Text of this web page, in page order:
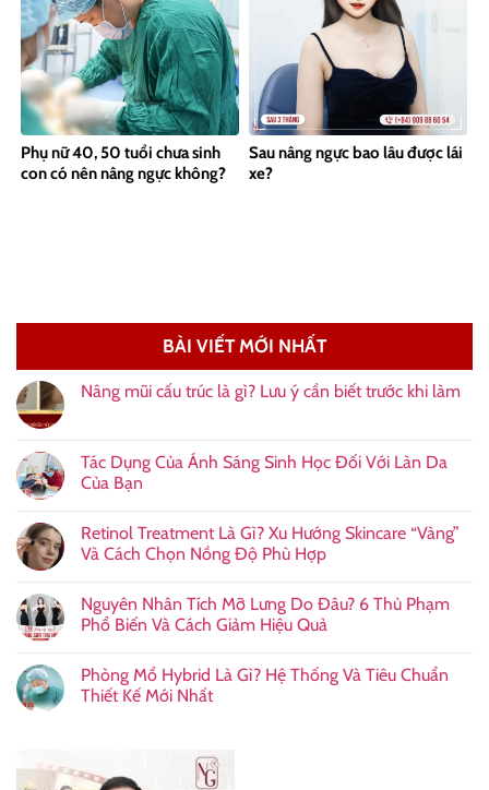
Phụ nữ 40, 50 tuổi chưa sinh
con có nên nâng ngực không?
Sau nâng ngực bao lâu được lái
xe?
BÀI VIẾT MỚI NHẤT
Nâng mũi cấu trúc là gì? Lưu ý cần biết trước khi làm
Tác Dụng Của Ánh Sáng Sinh Học Đối Với Làn Da
Của Bạn
Retinol Treatment Là Gì? Xu Hướng Skincare “Vàng”
Và Cách Chọn Nồng Độ Phù Hợp
Nguyên Nhân Tích Mỡ Lưng Do Đâu? 6 Thủ Phạm
Phổ Biến Và Cách Giảm Hiệu Quả
Phòng Mổ Hybrid Là Gì? Hệ Thống Và Tiêu Chuẩn
Thiết Kế Mới Nhất